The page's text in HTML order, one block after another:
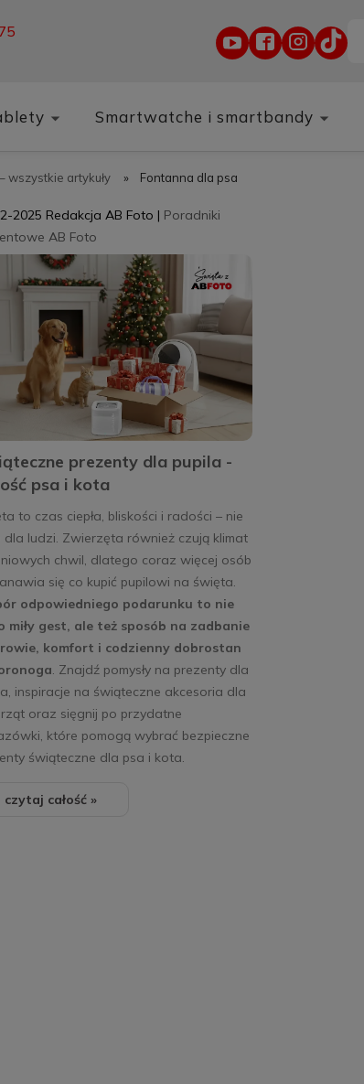
Smartwatche i smartbandy
wszystkie artykuły » Fontanna dla psa
prezenty dla pupila -
psa i kota
2025 Redakcja AB Foto | Poradniki
AB Foto
to czas ciepła, bliskości i radości – nie
dla ludzi. Zwierzęta również czują klimat
chwil, dlatego coraz więcej osób
się co kupić pupilowi na święta.
odpowiedniego podarunku to nie
miły gest, ale też sposób na zadbanie
komfort i codzienny dobrostan
. Znajdź pomysły na prezenty dla
inspiracje na świąteczne akcesoria dla
oraz sięgnij po przydatne
które pomogą wybrać bezpieczne
świąteczne dla psa i kota.
czytaj całość »